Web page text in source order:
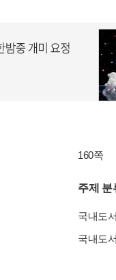
160쪽
주제 분
국내도
국내도